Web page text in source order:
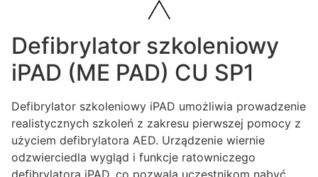
Defibrylator szkoleniowy
iPAD (ME PAD) CU SP1
Defibrylator szkoleniowy iPAD umożliwia prowadzenie
realistycznych szkoleń z zakresu pierwszej pomocy z
użyciem defibrylatora AED. Urządzenie wiernie
odzwierciedla wygląd i funkcje ratowniczego
defibrylatora iPAD, co pozwala uczestnikom nabyć